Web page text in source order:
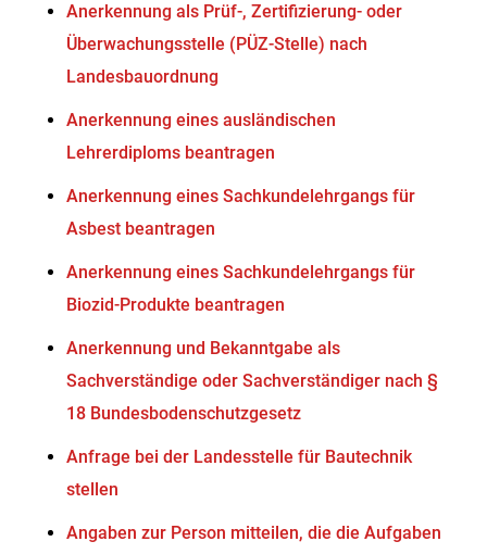
Anerkennung als Prüf-, Zertifizierung- oder
Überwachungsstelle (PÜZ-Stelle) nach
Landesbauordnung
Anerkennung eines ausländischen
Lehrerdiploms beantragen
Anerkennung eines Sachkundelehrgangs für
Asbest beantragen
Anerkennung eines Sachkundelehrgangs für
Biozid-Produkte beantragen
Anerkennung und Bekanntgabe als
Sachverständige oder Sachverständiger nach §
18 Bundesbodenschutzgesetz
Anfrage bei der Landesstelle für Bautechnik
stellen
Angaben zur Person mitteilen, die die Aufgaben